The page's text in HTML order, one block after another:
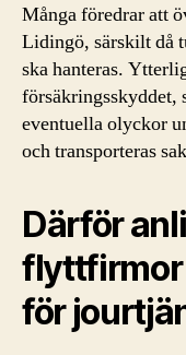
Många föredrar att
Lidingö, särskilt då
ska hanteras.
försäkringsskyddet,
eventuella olyckor
och transporteras
Därför
flyttfirmor
för